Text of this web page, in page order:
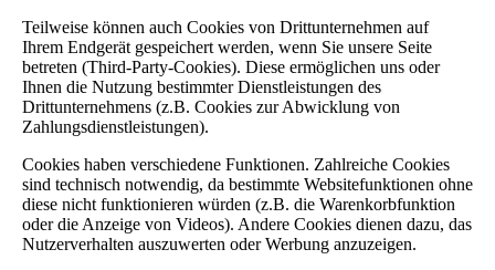
Teilweise können auch Cookies von Drittunternehmen auf
Ihrem Endgerät gespeichert werden, wenn Sie unsere Seite
betreten (Third-Party-Cookies). Diese ermöglichen uns oder
Ihnen die Nutzung bestimmter Dienstleistungen des
Drittunternehmens (z.B. Cookies zur Abwicklung von
Zahlungsdienstleistungen).
Cookies haben verschiedene Funktionen. Zahlreiche Cookies
sind technisch notwendig, da bestimmte Websitefunktionen ohne
diese nicht funktionieren würden (z.B. die Warenkorbfunktion
oder die Anzeige von Videos). Andere Cookies dienen dazu, das
Nutzerverhalten auszuwerten oder Werbung anzuzeigen.